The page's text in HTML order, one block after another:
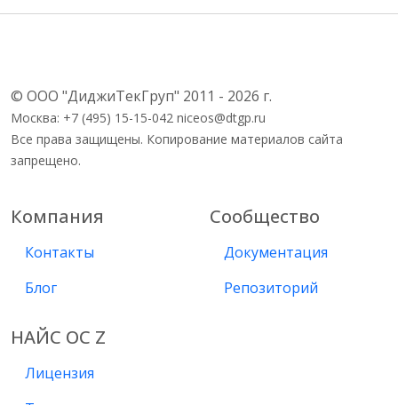
© ООО "ДиджиТекГруп" 2011 - 2026 г.
Москва: +7 (495) 15-15-042 niceos@dtgp.ru
Все права защищены. Копирование материалов сайта
запрещено.
Компания
Контакты
Блог
Сообщество
Документация
Репозиторий
НАЙС ОС Z
Лицензия